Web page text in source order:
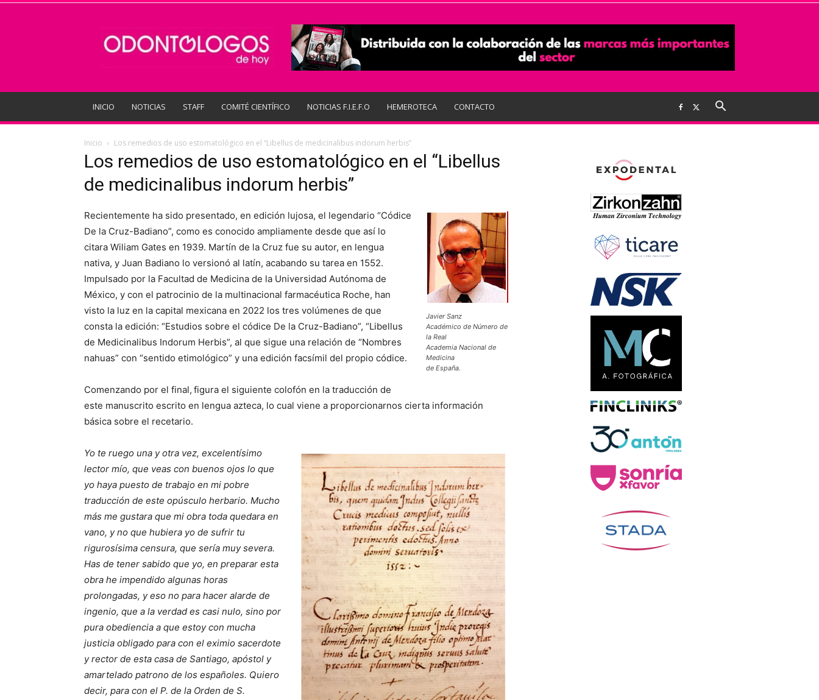
de
Hoy
INICIO NOTICIAS STAFF COMITÉ CIENTÍFICO NOTICIAS F.I.E.F.O HEMEROTECA CONTACTO
Inicio Los remedios de uso estomatológico en el “Libellus de medicinalibus indorum herbis”
Los remedios de uso estomatológico en el “Libellus
de medicinalibus indorum herbis”
Javier Sanz
Académico de Número de
la Real
Academia Nacional de
Medicina
de España.
Recientemente ha sido presentado, en edición lujosa, el legendario “Códice
De la Cruz-Badiano”, como es conocido ampliamente desde que así lo
citara Wiliam Gates en 1939. Martín de la Cruz fue su autor, en lengua
nativa, y Juan Badiano lo versionó al latín, acabando su tarea en 1552.
Impulsado por la Facultad de Medicina de la Universidad Autónoma de
México, y con el patrocinio de la multinacional farmacéutica Roche, han
visto la luz en la capital mexicana en 2022 los tres volúmenes de que
consta la edición: “Estudios sobre el códice De la Cruz-Badiano”, “Libellus
de Medicinalibus Indorum Herbis”, al que sigue una relación de “Nombres
nahuas” con “sentido etimológico” y una edición facsímil del propio códice.
Comenzando por el final, figura el siguiente colofón en la traducción de
este manuscrito escrito en lengua azteca, lo cual viene a proporcionarnos cierta información
básica sobre el recetario.
Yo te ruego una y otra vez, excelentísimo
lector mío, que veas con buenos ojos lo que
yo haya puesto de trabajo en mi pobre
traducción de este opúsculo herbario. Mucho
más me gustara que mi obra toda quedara en
vano, y no que hubiera yo de sufrir tu
rigurosísima censura, que sería muy severa.
Has de tener sabido que yo, en preparar esta
obra he impendido algunas horas
prolongadas, y eso no para hacer alarde de
ingenio, que a la verdad es casi nulo, sino por
pura obediencia a que estoy con mucha
justicia obligado para con el eximio sacerdote
y rector de esta casa de Santiago, apóstol y
amartelado patrono de los españoles. Quiero
decir, para con el P. de la Orden de S.